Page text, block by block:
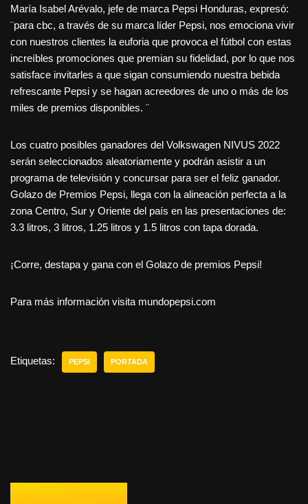
María Isabel Arévalo, jefe de marca Pepsi Honduras, expresó:
¨para cbc, a través de su marca líder Pepsi, nos emociona vivir
con nuestros clientes la euforia que provoca el fútbol con estas
increíbles promociones que premian su fidelidad, por lo que nos
satisface invitarles a que sigan consumiendo nuestra bebida
refrescante Pepsi y se hagan acreedores de uno o más de los
miles de premios disponibles. ¨
Los cuatro posibles ganadores del Volkswagen NIVUS 2022
serán seleccionados aleatoriamente y podrán asistir a un
programa de televisión y concursar para ser el feliz ganador.
Golazo de Premios Pepsi, llega con la alineación perfecta a la
zona Centro, Sur y Oriente del país en las presentaciones de:
3.3 litros, 3 litros, 1.25 litros y 1.5 litros con tapa dorada.
¡Corre, destapa y gana con el Golazo de premios Pepsi!
Para más información visita mundopepsi.com
Etiquetas: PEPSI PORTADA